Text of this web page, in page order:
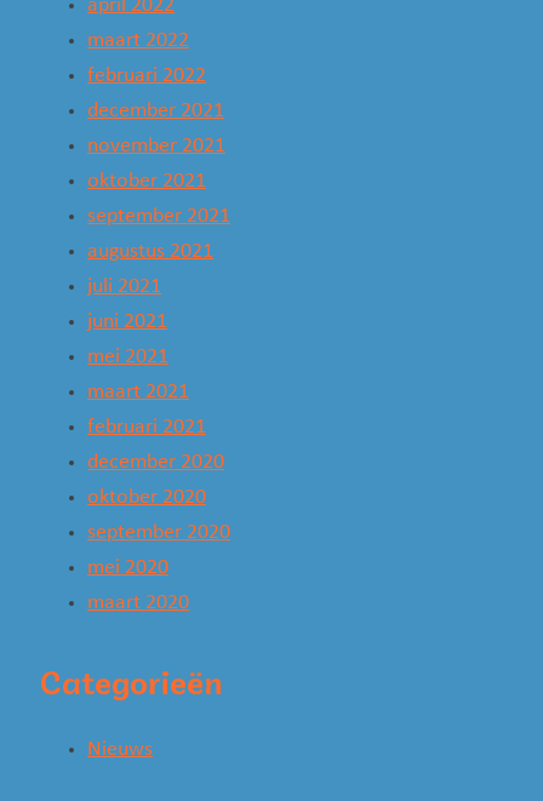
april 2022
maart 2022
februari 2022
december 2021
november 2021
oktober 2021
september 2021
augustus 2021
juli 2021
juni 2021
mei 2021
maart 2021
februari 2021
december 2020
oktober 2020
september 2020
mei 2020
maart 2020
Categorieën
Nieuws